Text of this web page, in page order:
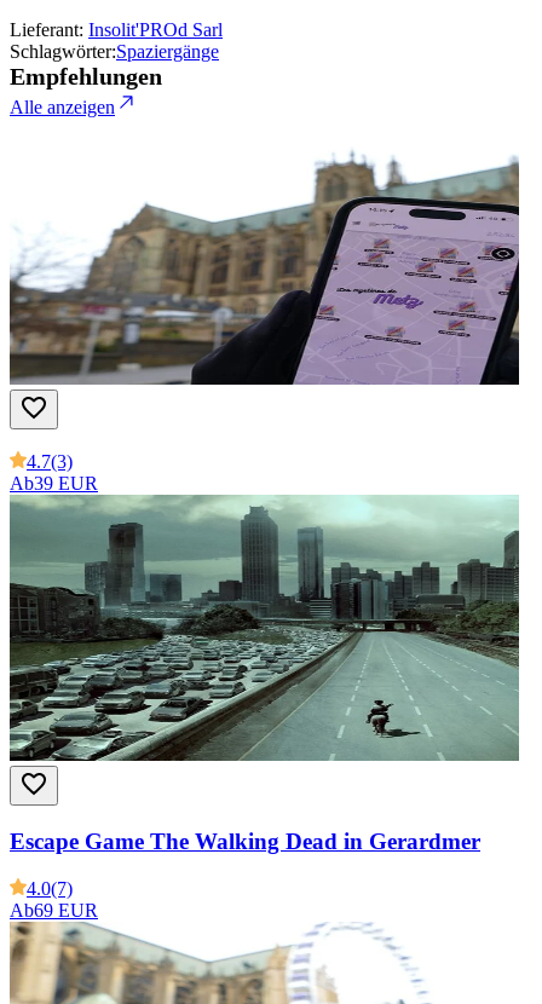
Lieferant: Insolit'PROd Sarl
Schlagwörter:Spaziergänge
Empfehlungen
Alle anzeigen
4.7(3)
Ab39 EUR
Escape Game The Walking Dead in Gerardmer
4.0(7)
Ab69 EUR